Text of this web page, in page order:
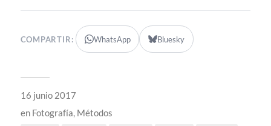
COMPARTIR: WhatsApp Bluesky
16 junio 2017
en Fotografía, Métodos